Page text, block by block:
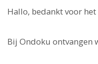
Hallo, bedankt voor
Bij Ondoku ontvangen